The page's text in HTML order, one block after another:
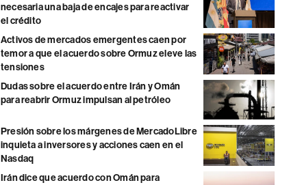
necesaria una baja de encajes para reactivar
el crédito
Activos de mercados emergentes caen por
temor a que el acuerdo sobre Ormuz eleve las
tensiones
Dudas sobre el acuerdo entre Irán y Omán
para reabrir Ormuz impulsan al petróleo
Presión sobre los márgenes de MercadoLibre
inquieta a inversores y acciones caen en el
Nasdaq
Irán dice que acuerdo con Omán para